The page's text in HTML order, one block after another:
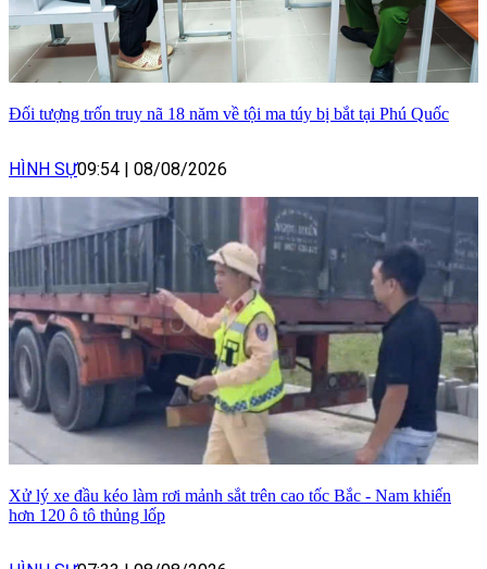
Đối tượng trốn truy nã 18 năm về tội ma túy bị bắt tại Phú Quốc
HÌNH SỰ09:54 08/08/2026
Xử lý xe đầu kéo làm rơi mảnh sắt trên cao tốc Bắc - Nam khiến
hơn 120 ô tô thủng lốp